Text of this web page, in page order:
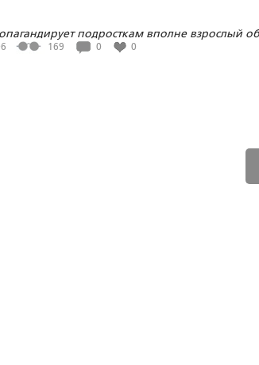
подросткам вполне взрослый
169 0 0